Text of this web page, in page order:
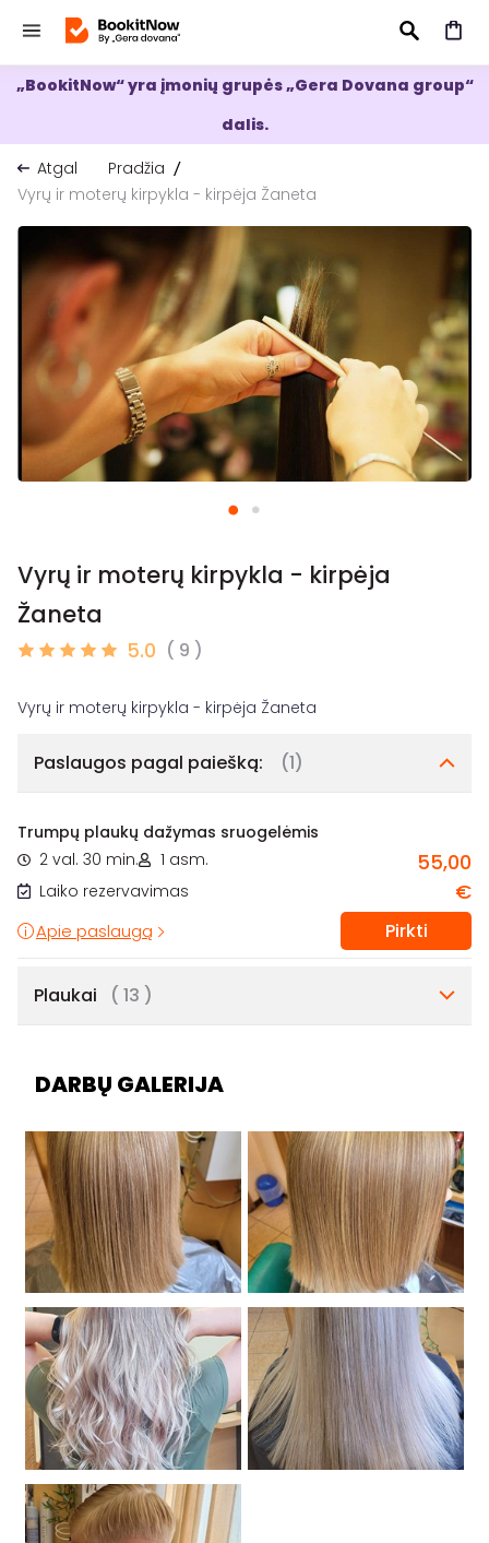
IEŠKOTI
„BookitNow“ yra įmonių grupės „Gera Dovana group“
dalis.
Atgal
Pradžia
Vyrų ir moterų kirpykla - kirpėja Žaneta
Vyrų ir moterų kirpykla - kirpėja
Žaneta
5.0 ( 9 )
Paslaugos pagal paiešką: (1)
Trumpų plaukų dažymas sruogelėmis
2 val. 30 min.
1 asm.
Laiko rezervavimas
55,00
€
Apie paslaugą Pirkti
Plaukai ( 13 )
DARBŲ GALERIJA